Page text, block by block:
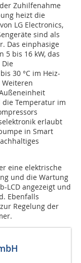
Zuhilfenahme
heizt die
LG Electronics,
sind als
Das einphasige
5 bis 16 kW, das
30 °C im Heiz-
Temperatur im
erlaubt
in Smart
eine elektrische
und die Wartung
LCD angezeigt und
Ebenfalls
Regelung der